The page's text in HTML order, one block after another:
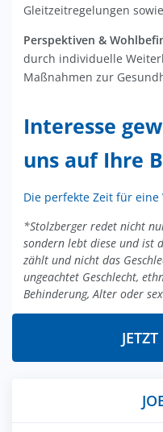
Gleitzeitregelungen
Perspektiven &
durch individuelle
Maßnahmen zur
Interesse
uns auf Ihre
Die perfekte Zeit für eine
*Stolzberger redet nicht
sondern lebt diese und ist
zählt und nicht das
ungeachtet Geschlecht,
Behinderung, Alter oder